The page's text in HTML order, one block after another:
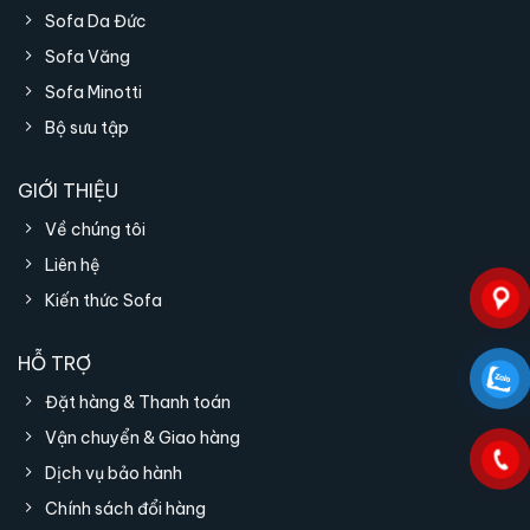
Điểm nhấn tinh tế cho không gian ăn phong cách Ý
Trong các không gian biệt thự, căn hộ cao
cấp hoặc nhà phố hiện đại, ghế ăn Cloud khi
Sofa Da Đức
Sofa Văng
Sofa Minotti
Bộ sưu tập
GIỚI THIỆU
Về chúng tôi
Liên hệ
Kiến thức Sofa
HỖ TRỢ
Đặt hàng & Thanh toán
Vận chuyển & Giao hàng
Dịch vụ bảo hành
Chính sách đổi hàng